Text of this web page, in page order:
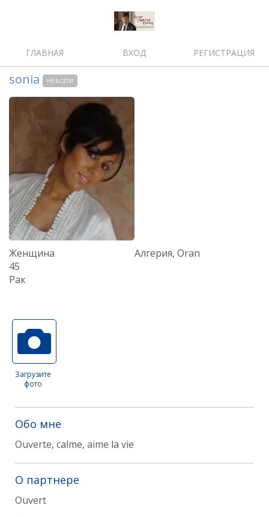
ГЛАВНАЯ ВХОД РЕГИСТРАЦИЯ
sonia НЕ В СЕТИ
Женщина
45
Рак
Алгерия, Oran
Загрузите
фото
Обо мне
Ouverte, calme, aime la vie
О партнере
Ouvert